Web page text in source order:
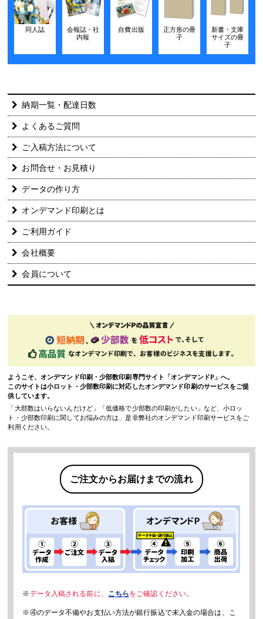
ようこそ、オンデマンド印刷・少部数印刷専門サイト「オンデマンドP」へ。
このサイトは小ロット・少部数印刷に対応したオンデマンド印刷のサービスをご提
供しています。
「大部数はいらないんだけど」「低価格で少部数の印刷がしたい」など、小ロッ
ト・少部数印刷に関してお悩みの方は、是非弊社のオンデマンド印刷サービスをご
利用ください。
同人誌
会報誌・社
内報
自費出版
正方形の冊
子
新書・文庫
サイズの冊
子
納期一覧・配達日数
よくあるご質問
ご入稿方法について
お問合せ・お見積り
データの作り方
オンデマンド印刷とは
ご利用ガイド
会社概要
会員について
ご注文からお届けまでの流れ
※データ入稿される前に、 こちらをご確認ください。
※④のデータ不備やお支払い方法が銀行振込で未入金の場合は、こ